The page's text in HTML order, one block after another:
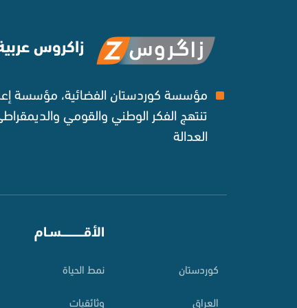
زاكروس
مؤسسة كوردستان الفضائية، مؤسسة
تنتهج الفكر الوطني والقومي
العدالة ‌
کوردستان
العراق
الأقـــــــــــسـام
نمط الحياة
وثائقيات